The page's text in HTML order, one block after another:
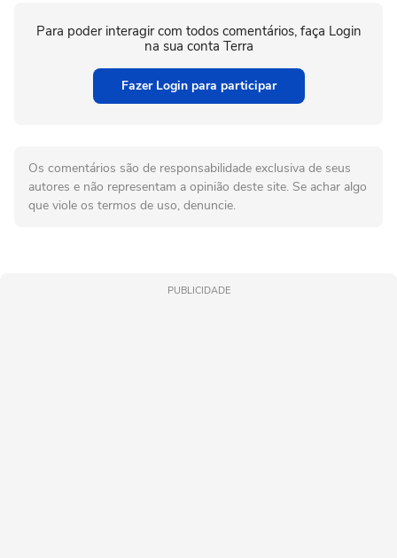
Para poder interagir com todos comentários, faça Login
na sua conta Terra
Fazer Login para participar
Os comentários são de responsabilidade exclusiva de seus
autores e não representam a opinião deste site. Se achar algo
que viole os termos de uso, denuncie.
PUBLICIDADE